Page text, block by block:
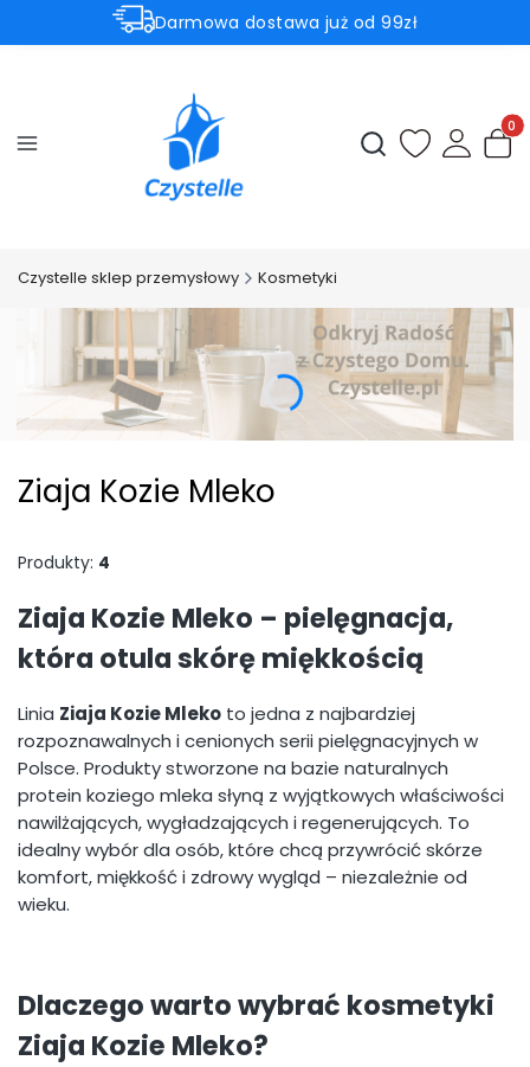
Darmowa dostawa już od 99zł
⚡Subtelnie. Czysto. Czystelle.⚡
Otwórz
Czystelle sklep przemysłowy Kosmetyki
Ziaja Kozie Mleko
Produkty: 4
Ziaja Kozie Mleko – pielęgnacja,
która otula skórę miękkością
Linia Ziaja Kozie Mleko to jedna z najbardziej
rozpoznawalnych i cenionych serii pielęgnacyjnych w
Polsce. Produkty stworzone na bazie naturalnych
protein koziego mleka słyną z wyjątkowych właściwości
nawilżających, wygładzających i regenerujących. To
idealny wybór dla osób, które chcą przywrócić skórze
komfort, miękkość i zdrowy wygląd – niezależnie od
wieku.
Dlaczego warto wybrać kosmetyki
Ziaja Kozie Mleko?